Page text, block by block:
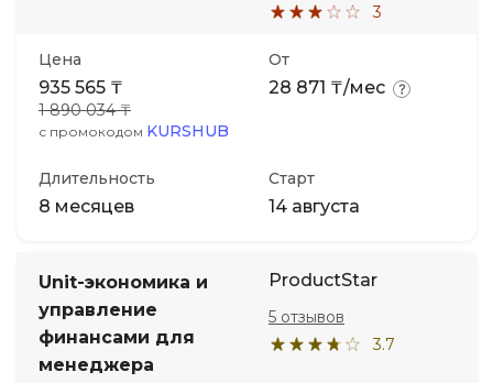
3
Цена
935 565 ₸
1 890 034 ₸
с промокодом KURSHUB
От
28 871 ₸/мес
Длительность
8 месяцев
Старт
14 августа
Unit-экономика и
управление
финансами для
менеджера
ProductStar
3.7
5 отзывов